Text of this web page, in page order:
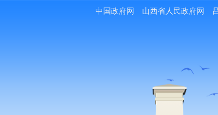
中国政府网 山西省人民政府网